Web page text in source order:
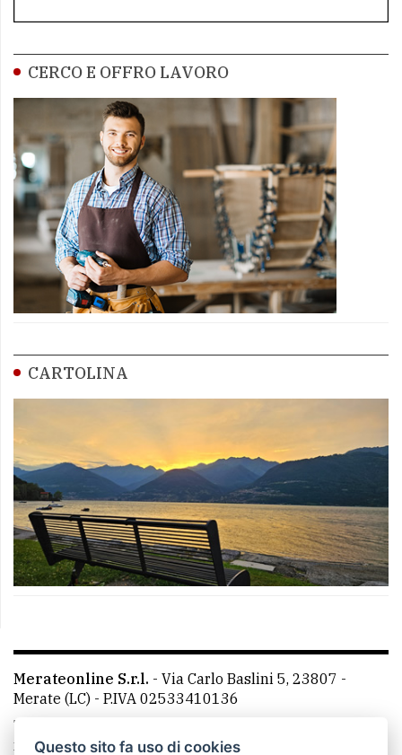
CERCO E OFFRO LAVORO
CARTOLINA
Merateonline S.r.l. - Via Carlo Baslini 5, 23807 -
Merate (LC) - P.IVA 02533410136
Telefono:
mail: redazione@leccoonline.com
Questo sito fa uso di cookies